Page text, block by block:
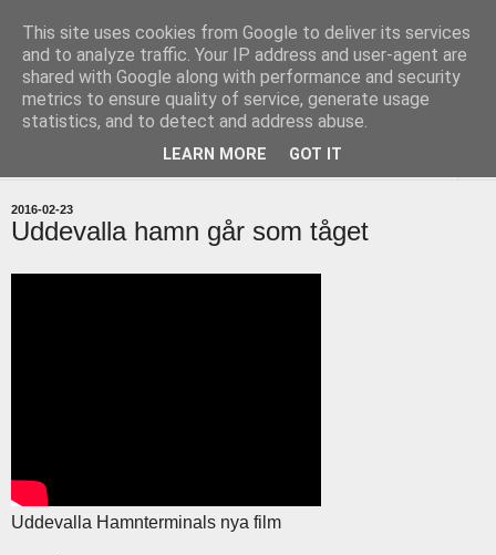
uddevallabloggen.se
med stort och smått från Uddevallas horisont
2016-02-23
Uddevalla hamn går som tåget
Uddevalla Hamnterminals nya film
This site uses cookies from Google to deliver its services
and to analyze traffic. Your IP address and user-agent are
shared with Google along with performance and security
metrics to ensure quality of service, generate usage
statistics, and to detect and address abuse.
LEARN MORE GOT IT